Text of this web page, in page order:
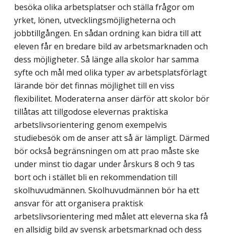
besöka olika arbetsplatser och ställa frågor om
yrket, lönen, utvecklingsmöjligheterna och
jobbtillgången. En sådan ordning kan bidra till att
eleven får en bredare bild av arbetsmarknaden och
dess möjlig­heter. Så länge alla skolor har samma
syfte och mål med olika typer av arbetsplatsför­lagt
lärande bör det finnas möjlighet till en viss
flexibilitet. Moderaterna anser därför att skolor bör
tillåtas att tillgodose elevernas praktiska
arbetslivsorientering genom exem­pelvis
studiebesök om de anser att så är lämpligt. Därmed
bör också begränsningen om att prao måste ske
under minst tio dagar under årskurs 8 och 9 tas
bort och i stället bli en rekommendation till
skolhuvudmännen. Skolhuvudmännen bör ha ett
ansvar för att organisera praktisk
arbetslivsorientering med målet att eleverna ska få
en allsidig bild av svensk arbetsmarknad och dess